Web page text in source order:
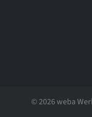
© 2026 weba